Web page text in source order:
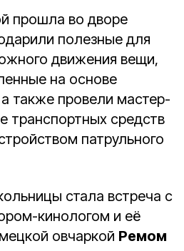
прошла во дворе
полезные для
движения вещи,
на основе
также провели мастер-
транспортных средств
патрульного
стала встреча с
кинологом и её
овчаркой Ремом